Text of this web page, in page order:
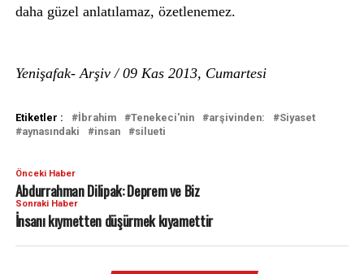
daha güzel anlatılamaz, özetlenemez.
Yenişafak- Arşiv / 09 Kas 2013, Cumartesi
Etiketler : İbrahim Tenekeci'nin arşivinden:
Siyaset
aynasındaki
insan silueti
Önceki Haber
Abdurrahman Dilipak: Deprem ve Biz
Sonraki Haber
İnsanı kıymetten düşürmek kıyamettir